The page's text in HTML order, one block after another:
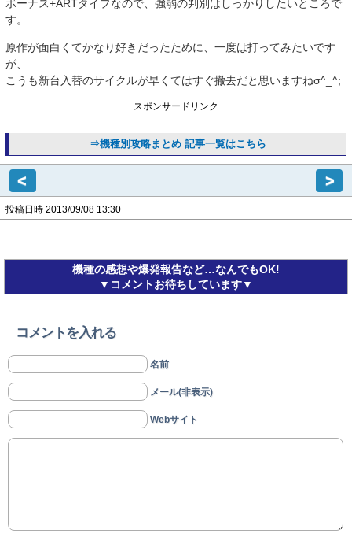
ボーナス+ARTタイプなので、強弱の判別はしっかりしたいところで
す。
原作が面白くてかなり好きだったために、一度は打ってみたいです
が、
こうも新台入替のサイクルが早くてはすぐ撤去だと思いますねσ^_^;
スポンサードリンク
⇒機種別攻略まとめ 記事一覧はこちら
< >
投稿日時 2013/09/08 13:30
機種の感想や爆発報告など…なんでもOK!
▼コメントお待ちしています▼
コメントを入れる
名前
メール(非表示)
Webサイト